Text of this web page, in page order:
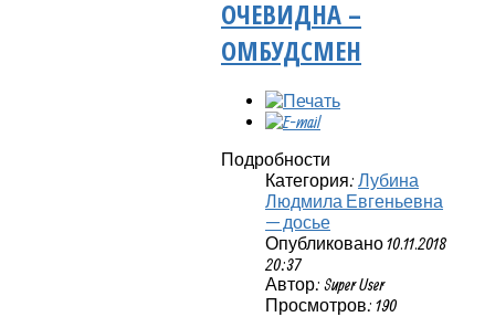
ОЧЕВИДНА –
ОМБУДСМЕН
Подробности
Категория: Лубина
Людмила Евгеньевна
— досье
Опубликовано 10.11.2018
20:37
Автор: Super User
Просмотров: 190